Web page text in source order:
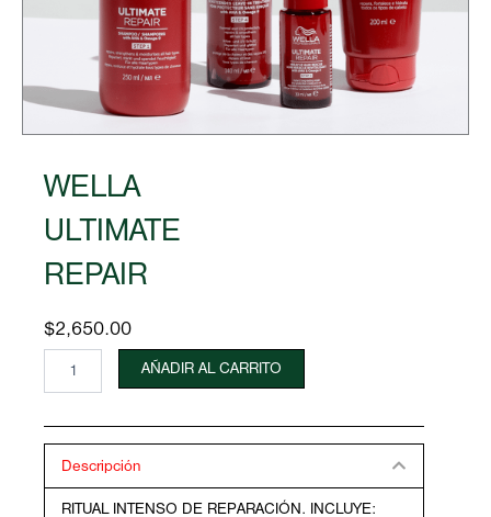
WELLA
ULTIMATE
REPAIR
$2,650.00
ULTIMATE
cantidad
AÑADIR AL CARRITO
Descripción
RITUAL INTENSO DE REPARACIÓN.
INCLUYE: